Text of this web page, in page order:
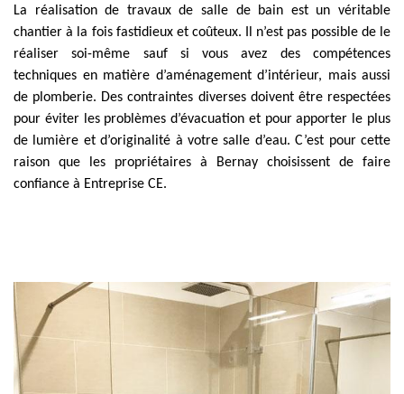
La réalisation de travaux de salle de bain est un véritable
chantier à la fois fastidieux et coûteux. Il n’est pas possible de le
réaliser soi-même sauf si vous avez des compétences
techniques en matière d’aménagement d’intérieur, mais aussi
de plomberie. Des contraintes diverses doivent être respectées
pour éviter les problèmes d’évacuation et pour apporter le plus
de lumière et d’originalité à votre salle d’eau. C’est pour cette
raison que les propriétaires à Bernay choisissent de faire
confiance à Entreprise CE.